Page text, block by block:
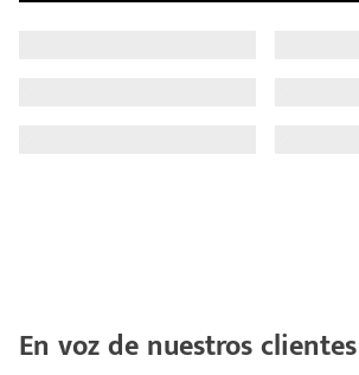
En voz de nuestros clientes